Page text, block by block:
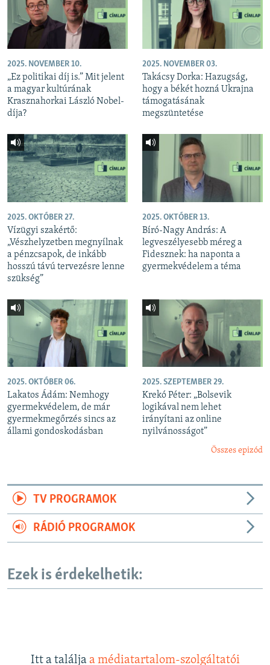
2025. NOVEMBER 10.
„Ez politikai díj is.” Mit jelent
a magyar kultúrának
Krasznahorkai László Nobel-
díja?
2025. NOVEMBER 03.
Takácsy Dorka: Hazugság,
hogy a békét hozná Ukrajna
támogatásának
megszüntetése
2025. OKTÓBER 27.
Vízügyi szakértő:
„Vészhelyzetben megnyílnak
a pénzcsapok, de inkább
hosszú távú tervezésre lenne
szükség”
2025. OKTÓBER 13.
Bíró-Nagy András: A
legveszélyesebb méreg a
Fidesznek: ha naponta a
gyermekvédelem a téma
2025. OKTÓBER 06.
Lakatos Ádám: Nemhogy
gyermekvédelem, de már
gyermekmegőrzés sincs az
állami gondoskodásban
2025. SZEPTEMBER 29.
Krekó Péter: „Bolsevik
logikával nem lehet
irányítani az online
nyilvánosságot”
Összes epizód
TV PROGRAMOK
RÁDIÓ PROGRAMOK
Ezek is érdekelhetik:
Itt a találja a médiatartalom-szolgáltatói